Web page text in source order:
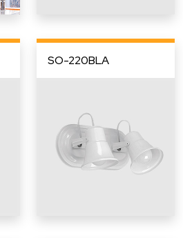
SO-220BLA